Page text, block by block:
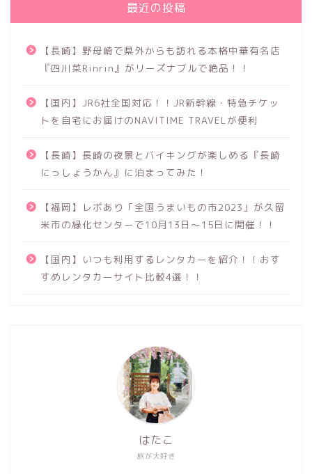
最近の投稿
【長崎】野母崎で県外からも訪れる本格中華有名店
『四川菜Rinrin』がリーズナブルで絶品！！
【国内】JR6社全国対応！！JR新幹線・特急チケッ
トを自宅にお届けのNAVITIME TRAVELが便利
【長崎】長崎の夜景とバイキングが楽しめる『長崎
にっしょうかん』に泊まってみた！
【福岡】レポあり「全国うまいもの市2023」が久留
米市の緑化センターで10月13日～15日に開催！！
【国内】いつも利用するレンタカーを紹介！！おす
すめレンタカーサイト比較4選！！
旅が大好き
はたこ